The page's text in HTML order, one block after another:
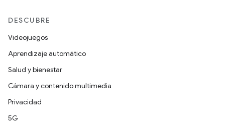
DESCUBRE
Videojuegos
Aprendizaje automático
Salud y bienestar
Cámara y contenido multimedia
Privacidad
5G